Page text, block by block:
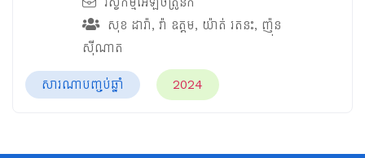
សុខ ដារ៉ា, វ៉ា ឧត្តម, យ៉ាត់ រតនះ, ញ៉ុន
ស៊ីណាត
សារណាបញ្ចប់ឆ្នាំ 2024